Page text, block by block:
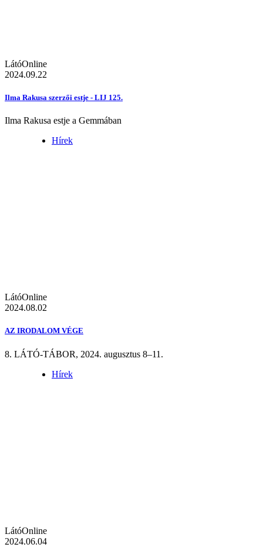
LátóOnline
2024.09.22
Ilma Rakusa szerzői estje - LIJ 125.
Ilma Rakusa estje a Gemmában
Hírek
LátóOnline
2024.08.02
AZ IRODALOM VÉGE
8. LÁTÓ-TÁBOR, 2024. augusztus 8–11.
Hírek
LátóOnline
2024.06.04